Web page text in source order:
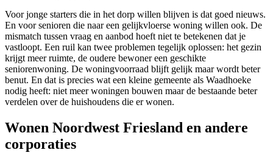
Voor jonge starters die in het dorp willen blijven is dat goed nieuws.
En voor senioren die naar een gelijkvloerse woning willen ook. De
mismatch tussen vraag en aanbod hoeft niet te betekenen dat je
vastloopt. Een ruil kan twee problemen tegelijk oplossen: het gezin
krijgt meer ruimte, de oudere bewoner een geschikte
seniorenwoning. De woningvoorraad blijft gelijk maar wordt beter
benut. En dat is precies wat een kleine gemeente als Waadhoeke
nodig heeft: niet meer woningen bouwen maar de bestaande beter
verdelen over de huishoudens die er wonen.
Wonen Noordwest Friesland en andere
corporaties